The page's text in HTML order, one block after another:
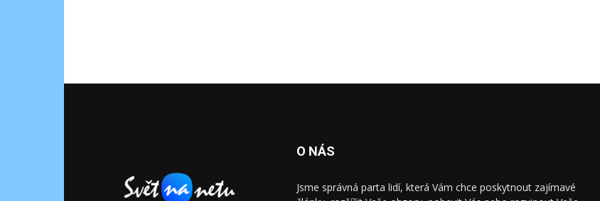
O NÁS
Jsme správná parta lidí, která Vám chce poskytnout zajímavé